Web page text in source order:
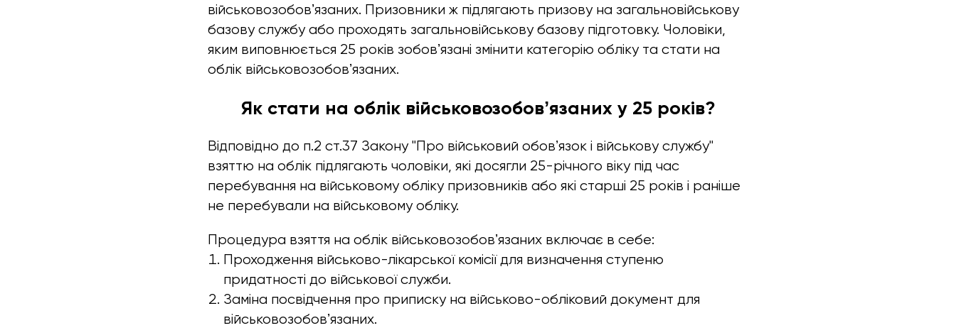
військовозобовʼязаних. Призовники ж підлягають призову на загальновійськову
базову службу або проходять загальновійськову базову підготовку. Чоловіки,
яким виповнюється 25 років зобовʼязані змінити категорію обліку та стати на
облік військовозобовʼязаних.
Як стати на облік військовозобовʼязаних у 25 років?
Відповідно до п.2 ст.37 Закону "Про військовий обовʼязок і військову службу"
взяттю на облік підлягають чоловіки, які досягли 25-річного віку під час
перебування на військовому обліку призовників або які старші 25 років і раніше
не перебували на військовому обліку.
Процедура взяття на облік військовозобовʼязаних включає в себе:
Проходження військово-лікарської комісії для визначення ступеню
придатності до військової служби.
Заміна посвідчення про приписку на військово-обліковий документ для
військовозобовʼязаних.